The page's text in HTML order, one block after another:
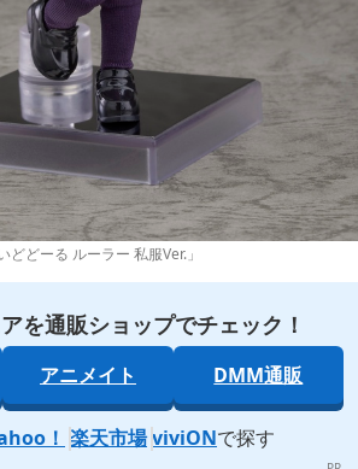
どーる ルーラー 私服Ver.」
を通販ショップでチェック！
アニメイト DMM通販
！ 楽天市場 viviONで探す